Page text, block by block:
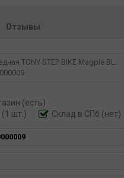
места наших рам и помог их
Отзывы
(есть)
шт.)
Склад в СПб (нет)